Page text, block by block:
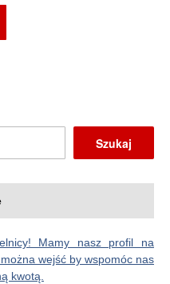
Szukaj
Mamy nasz profil na
wejść by wspomóc nas
kwotą.